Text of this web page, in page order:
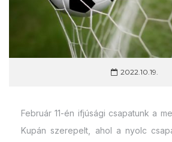
2022.10.19.
Február 11-én ifjúsági csapatunk a
Kupán szerepelt, ahol a nyolc